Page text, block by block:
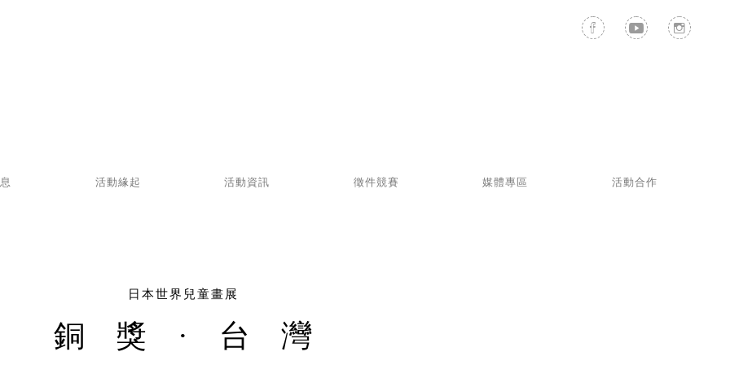
活動合作
媒體專區
徵件競賽
活動資訊
活動緣起
日本世界兒童畫展
銅獎·台灣